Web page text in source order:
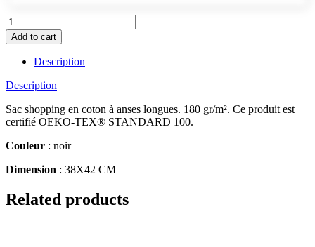
MO9846-
03
quantity
Add to cart
Description
Description
Sac shopping en coton à anses longues. 180 gr/m². Ce produit est
certifié OEKO-TEX® STANDARD 100.
Couleur : noir
Dimension : 38X42 CM
Related products